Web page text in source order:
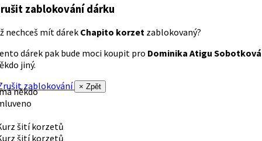
zablokování dárku
nechceš mít dárek Chapito korzet zablokovaný?
dárek pak bude moci koupit pro Dominika Atigu Sobotková
jiný.
zablokování
× Zpět
někdo